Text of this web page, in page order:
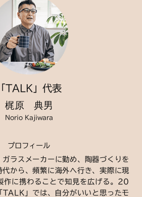
「TALK」代表
梶原 典男
Norio Kajiwara
プロフィール
ラスメーカーに勤め、陶器づくりを
から、頻繁に海外へ行き、実際に現
作に携わることで知見を広げる。20
TALK」では、自分がいいと思ったモ